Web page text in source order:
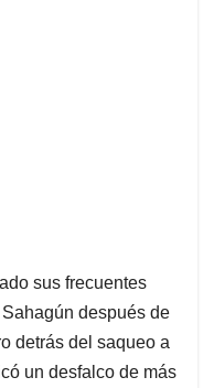
sus frecuentes
después de
detrás del saqueo a
un desfalco de más